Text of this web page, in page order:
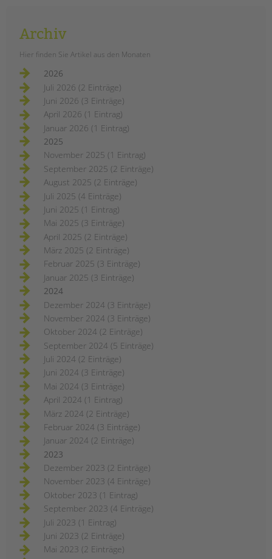
Archiv
Hier finden Sie Artikel aus den Monaten
2026
Juli 2026 (2 Einträge)
Juni 2026 (3 Einträge)
April 2026 (1 Eintrag)
Januar 2026 (1 Eintrag)
2025
November 2025 (1 Eintrag)
September 2025 (2 Einträge)
August 2025 (2 Einträge)
Juli 2025 (4 Einträge)
Juni 2025 (1 Eintrag)
Mai 2025 (3 Einträge)
April 2025 (2 Einträge)
März 2025 (2 Einträge)
Februar 2025 (3 Einträge)
Januar 2025 (3 Einträge)
2024
Dezember 2024 (3 Einträge)
November 2024 (3 Einträge)
Oktober 2024 (2 Einträge)
September 2024 (5 Einträge)
Juli 2024 (2 Einträge)
Juni 2024 (3 Einträge)
Mai 2024 (3 Einträge)
April 2024 (1 Eintrag)
März 2024 (2 Einträge)
Februar 2024 (3 Einträge)
Januar 2024 (2 Einträge)
2023
Dezember 2023 (2 Einträge)
November 2023 (4 Einträge)
Oktober 2023 (1 Eintrag)
September 2023 (4 Einträge)
Juli 2023 (1 Eintrag)
Juni 2023 (2 Einträge)
Mai 2023 (2 Einträge)